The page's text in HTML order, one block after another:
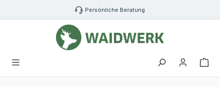
Zum Hauptinhalt springen Persönliche Beratung